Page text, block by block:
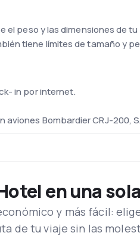
el peso y las dimensiones de
tiene límites de tamaño y
in por internet.
Bombardier CRJ-200,
es en el aeropuerto
salas de llegadas y de
Duty Free, alquiler de
pasajeros Aerolíneas Sosa
de fidelidad con el
en una
y más fácil:
de tu viaje sin las